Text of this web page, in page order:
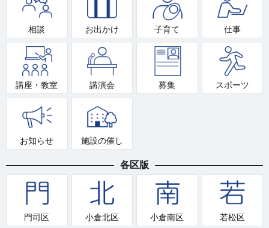
相談 お出かけ 子育て 仕事
講座・教室 講演会 募集 スポーツ
お知らせ 施設の催し
各区版
門司区 小倉北区 小倉南区 若松区